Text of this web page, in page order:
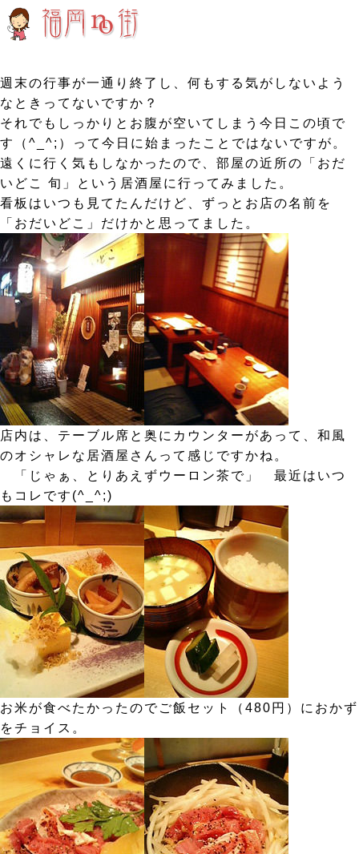
週末の行事が一通り終了し、何もする気がしないよう
なときってないですか？
それでもしっかりとお腹が空いてしまう今日この頃で
す（^_^;）って今日に始まったことではないですが。
遠くに行く気もしなかったので、部屋の近所の「おだ
いどこ 旬」という居酒屋に行ってみました。
看板はいつも見てたんだけど、ずっとお店の名前を
「おだいどこ」だけかと思ってました。
店内は、テーブル席と奥にカウンターがあって、和風
のオシャレな居酒屋さんって感じですかね。
「じゃぁ、とりあえずウーロン茶で」 最近はいつ
もコレです(^_^;)
お米が食べたかったのでご飯セット（480円）におかず
をチョイス。